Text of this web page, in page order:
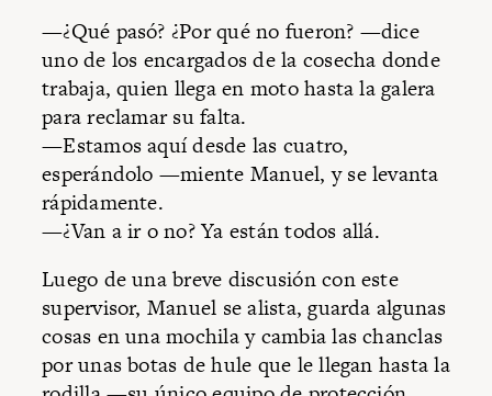
—¿Qué pasó? ¿Por qué no fueron? —dice
uno de los encargados de la cosecha donde
trabaja, quien llega en moto hasta la galera
para reclamar su falta.
—Estamos aquí desde las cuatro,
esperándolo —miente Manuel, y se levanta
rápidamente.
—¿Van a ir o no? Ya están todos allá.
Luego de una breve discusión con este
supervisor, Manuel se alista, guarda algunas
cosas en una mochila y cambia las chanclas
por unas botas de hule que le llegan hasta la